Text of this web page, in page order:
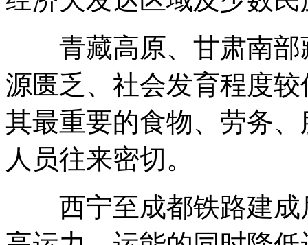
青藏高原、甘肃南部
源匮乏、社会发育程度
其最重要的食物、劳务
人员往来密切。
西宁至成都铁路建成